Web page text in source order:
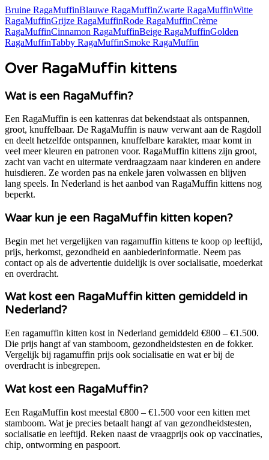
Bruine RagaMuffinBlauwe RagaMuffinZwarte RagaMuffinWitte
RagaMuffinGrijze RagaMuffinRode RagaMuffinCrème
RagaMuffinCinnamon RagaMuffinBeige RagaMuffinGolden
RagaMuffinTabby RagaMuffinSmoke RagaMuffin
Over RagaMuffin kittens
Wat is een RagaMuffin?
Een RagaMuffin is een kattenras dat bekendstaat als ontspannen,
groot, knuffelbaar. De RagaMuffin is nauw verwant aan de Ragdoll
en deelt hetzelfde ontspannen, knuffelbare karakter, maar komt in
veel meer kleuren en patronen voor. RagaMuffin kittens zijn groot,
zacht van vacht en uitermate verdraagzaam naar kinderen en andere
huisdieren. Ze worden pas na enkele jaren volwassen en blijven
lang speels. In Nederland is het aanbod van RagaMuffin kittens nog
beperkt.
Waar kun je een RagaMuffin kitten kopen?
Begin met het vergelijken van ragamuffin kittens te koop op leeftijd,
prijs, herkomst, gezondheid en aanbiederinformatie. Neem pas
contact op als de advertentie duidelijk is over socialisatie, moederkat
en overdracht.
Wat kost een RagaMuffin kitten gemiddeld in
Nederland?
Een ragamuffin kitten kost in Nederland gemiddeld €800 – €1.500.
Die prijs hangt af van stamboom, gezondheidstesten en de fokker.
Vergelijk bij ragamuffin prijs ook socialisatie en wat er bij de
overdracht is inbegrepen.
Wat kost een RagaMuffin?
Een RagaMuffin kost meestal €800 – €1.500 voor een kitten met
stamboom. Wat je precies betaalt hangt af van gezondheidstesten,
socialisatie en leeftijd. Reken naast de vraagprijs ook op vaccinaties,
chip, ontworming en paspoort.